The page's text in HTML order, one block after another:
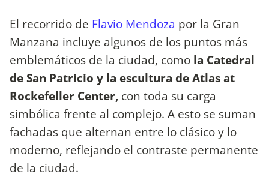
El recorrido de Flavio Mendoza por la Gran
Manzana incluye algunos de los puntos más
emblemáticos de la ciudad, como la Catedral
de San Patricio y la escultura de Atlas at
Rockefeller Center, con toda su carga
simbólica frente al complejo. A esto se suman
fachadas que alternan entre lo clásico y lo
moderno, reflejando el contraste permanente
de la ciudad.